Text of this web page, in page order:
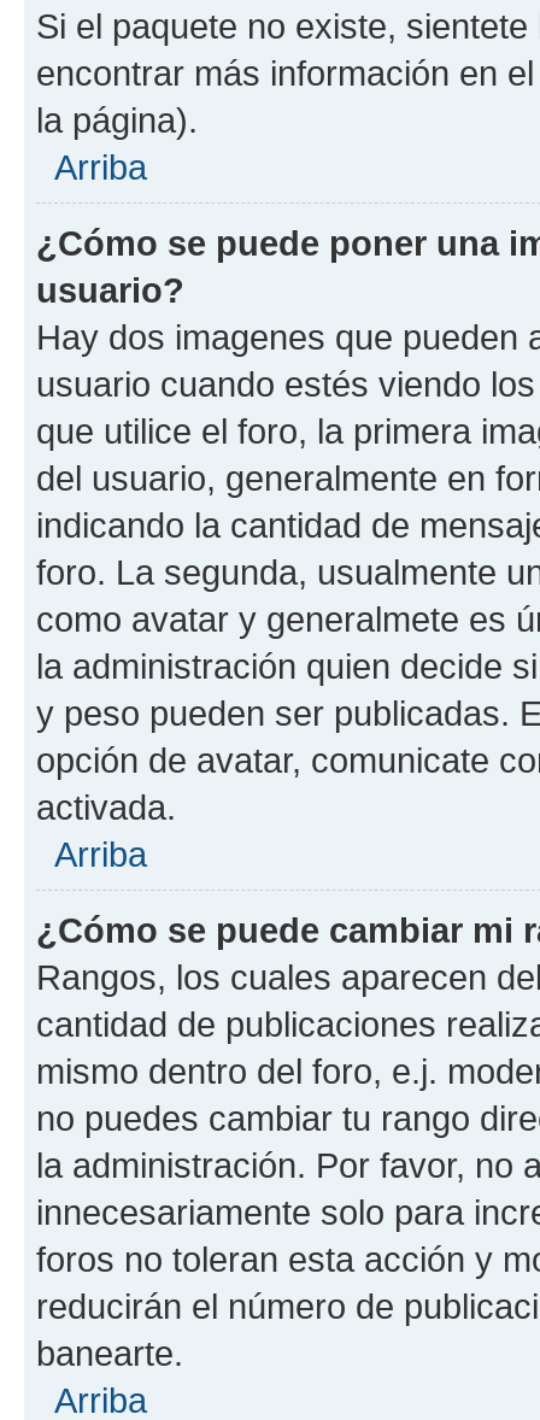
Si el paquete no existe,
encontrar más información en
la página).
Arriba
¿Cómo se puede poner una
usuario?
Hay dos imagenes que pueden
usuario cuando estés viendo
que utilice el foro, la primera
del usuario, generalmente en
indicando la cantidad de
foro. La segunda, usualmente
como avatar y generalmete es
la administración quien decide
y peso pueden ser publicadas.
opción de avatar, comunicate
activada.
Arriba
¿Cómo se puede cambiar mi
Rangos, los cuales aparecen
cantidad de publicaciones
mismo dentro del foro, e.j.
no puedes cambiar tu rango
la administración. Por favor, no
innecesariamente solo para
foros no toleran esta acción y
reducirán el número de
banearte.
Arriba